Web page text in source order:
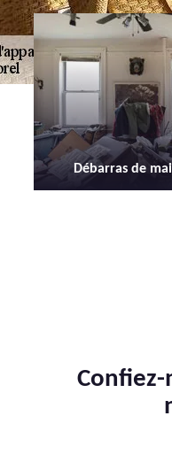
Débarras